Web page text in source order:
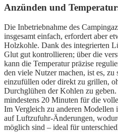
Anzünden und
Die Inbetriebnahme des
insgesamt einfach, erfordert aber
Holzkohle. Dank des integrierten
Glut gut kontrollieren; über die
kann die Temperatur präzise
den viele Nutzer machen, ist es,
einzufüllen oder direkt zu grillen,
Durchglühen der Kohlen zu
mindestens 20 Minuten für die
Im Vergleich zu anderen Modellen
auf Luftzufuhr-Änderungen,
möglich sind – ideal für